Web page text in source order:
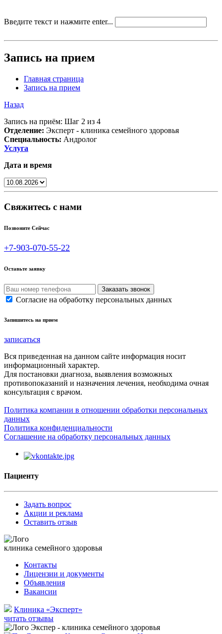
Введите текст и нажмите enter...
Запись на прием
Главная страница
Запись на прием
Назад
Запись на приём: Шаг 2 из 4
Отделение: Эксперт - клиника семейного здоровья
Специальность: Андролог
Услуга
Дата и время
Свяжитесь с нами
Позвоните Сейчас
+7-903-070-55-22
Оставьте заявку
Согласие на обработку персональных данных
Запишитесь на прием
записаться
Вся приведенная на данном сайте информация носит
информационный характер.
Для постановки диагноза, выявления возможных
противопоказаний и назначения лечения, необходима очная
консультация с врачом.
Политика компании в отношении обработки персональных
данных
Политика конфиденциальности
Соглашение на обработку персональных данных
Пациенту
Задать вопрос
Акции и реклама
Оставить отзыв
клиника семейного здоровья
Контакты
Лицензии и документы
Объявления
Вакансии
Клиника «Эксперт»
читать отзывы